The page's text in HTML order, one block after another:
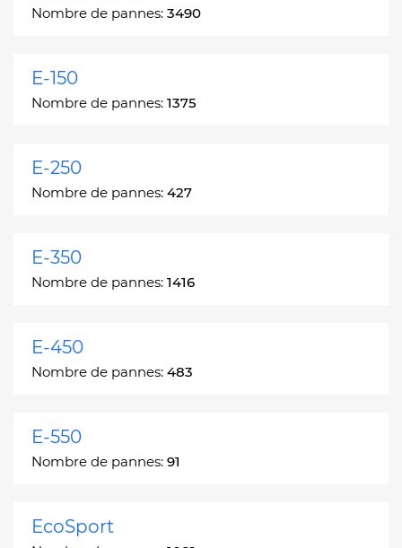
Nombre de pannes: 3490
E-150
Nombre de pannes: 1375
E-250
Nombre de pannes: 427
E-350
Nombre de pannes: 1416
E-450
Nombre de pannes: 483
E-550
Nombre de pannes: 91
EcoSport